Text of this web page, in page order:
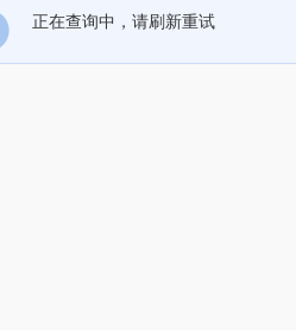
正在查询中，请刷新重试